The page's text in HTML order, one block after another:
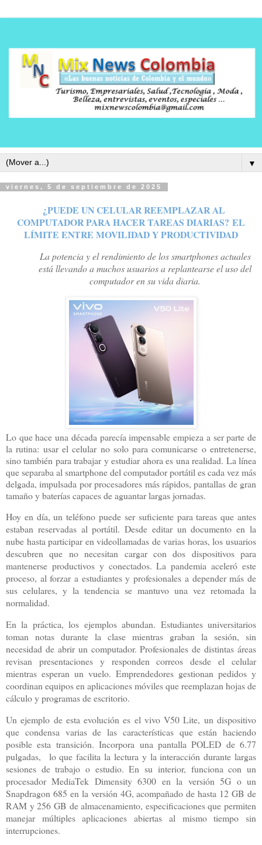
▼
viernes, 5 de septiembre de 2025
¿PUEDE UN CELULAR REEMPLAZAR AL
COMPUTADOR PARA HACER TAREAS DIARIAS? EL
LÍMITE ENTRE MOVILIDAD Y PRODUCTIVIDAD
La potencia y el rendimiento de los smartphones actuales
está llevando a muchos usuarios a replantearse el uso del
computador en su vida diaria.
Lo que hace una década parecía impensable empieza a ser parte de
la rutina: usar el celular no solo para comunicarse o entretenerse,
sino también para trabajar y estudiar ahora es una realidad. La línea
que separaba al smartphone del computador portátil es cada vez más
delgada, impulsada por procesadores más rápidos, pantallas de gran
tamaño y baterías capaces de aguantar largas jornadas.
Hoy en día, un teléfono puede ser suficiente para tareas que antes
estaban reservadas al portátil. Desde editar un documento en la
nube hasta participar en videollamadas de varias horas, los usuarios
descubren que no necesitan cargar con dos dispositivos para
mantenerse productivos y conectados. La pandemia aceleró este
proceso, al forzar a estudiantes y profesionales a depender más de
sus celulares, y la tendencia se mantuvo una vez retomada la
normalidad.
En la práctica, los ejemplos abundan. Estudiantes universitarios
toman notas durante la clase mientras graban la sesión, sin
necesidad de abrir un computador. Profesionales de distintas áreas
revisan presentaciones y responden correos desde el celular
mientras esperan un vuelo. Emprendedores gestionan pedidos y
coordinan equipos en aplicaciones móviles que reemplazan hojas de
cálculo y programas de escritorio.
Un ejemplo de esta evolución es el vivo V50 Lite, un dispositivo
que condensa varias de las características que están haciendo
posible esta transición. Incorpora una pantalla POLED de 6.77
pulgadas, lo que facilita la lectura y la interacción durante largas
sesiones de trabajo o estudio. En su interior, funciona con un
procesador MediaTek Dimensity 6300 en la versión 5G o un
Snapdragon 685 en la versión 4G, acompañado de hasta 12 GB de
RAM y 256 GB de almacenamiento, especificaciones que permiten
manejar múltiples aplicaciones abiertas al mismo tiempo sin
interrupciones.